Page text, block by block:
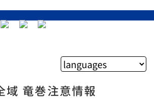
域 竜巻注意情報